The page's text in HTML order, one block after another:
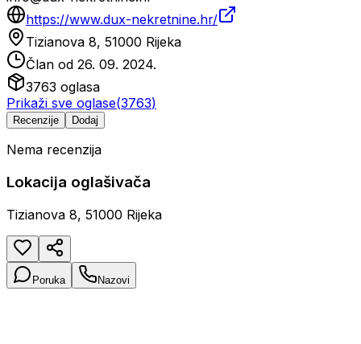
https://www.dux-nekretnine.hr/
Tizianova 8, 51000 Rijeka
Član od 26. 09. 2024.
3763 oglasa
Prikaži sve oglase(3763)
Recenzije Dodaj
Nema recenzija
Lokacija oglašivača
Tizianova 8, 51000 Rijeka
Poruka Nazovi